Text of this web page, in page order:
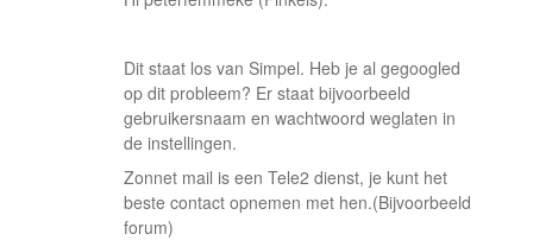
Dit staat los van Simpel. Heb je al gegoogled
op dit probleem? Er staat bijvoorbeeld
gebruikersnaam en wachtwoord weglaten in
de instellingen.
Zonnet mail is een Tele2 dienst, je kunt het
beste contact opnemen met hen.(Bijvoorbeeld
forum)